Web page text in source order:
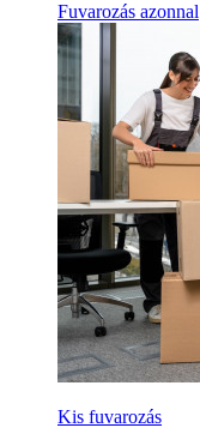
Fuvarozás azonnal
Kis fuvarozás